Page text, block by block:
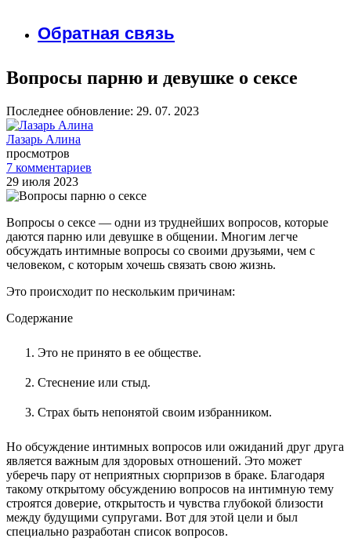
Обратная связь
Вопросы парню и девушке о сексе
Последнее обновление: 29. 07. 2023
Лазарь Алина
просмотров
7 комментариев
29 июля 2023
Вопросы о сексе — одни из труднейших вопросов, которые
даются парню или девушке в общении. Многим легче
обсуждать интимные вопросы со своими друзьями, чем с
человеком, с которым хочешь связать свою жизнь.
Это происходит по нескольким причинам:
Содержание
Это не принято в ее обществе.
Стеснение или стыд.
Страх быть непонятой своим избранником.
Но обсуждение интимных вопросов или ожиданий друг друга
является важным для здоровых отношений. Это может
уберечь пару от неприятных сюрпризов в браке. Благодаря
такому открытому обсуждению вопросов на интимную тему
строятся доверие, открытость и чувства глубокой близости
между будущими супругами. Вот для этой цели и был
специально разработан список вопросов.